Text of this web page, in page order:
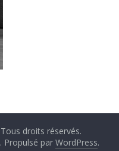
droits réservés.
. Propulsé parWordPress.